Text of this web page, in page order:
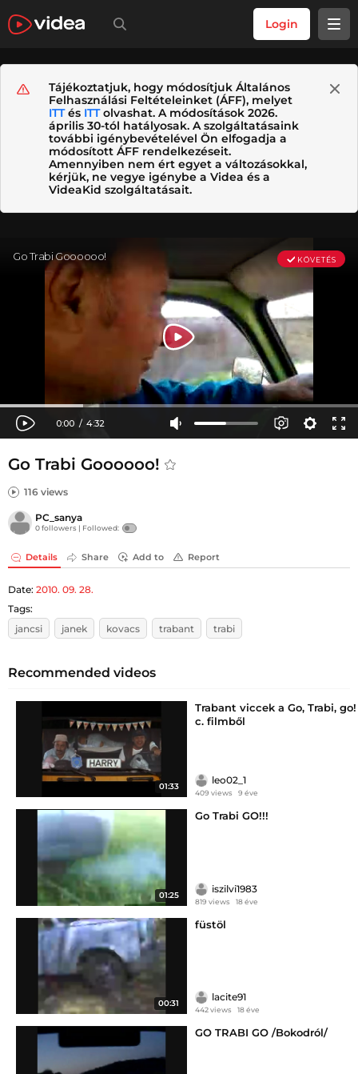
Login
Tájékoztatjuk, hogy módosítjuk Általános
Felhasználási Feltételeinket (ÁFF), melyet
ITTés ITTolvashat. A módosítások 2026.
április 30-tól hatályosak. A szolgáltatásaink
további igénybevételével Ön elfogadja a
módosított ÁFF rendelkezéseit.
Amennyiben nem ért egyet a változásokkal,
kérjük, ne vegye igénybe a Videa és a
VideaKid szolgáltatásait.
Go Trabi Goooooo!
116 views
PC_sanya
0 followers | Followed:
Details Share Add to Report
Date: 2010. 09. 28.
Tags:
jancsi
janek kovacs trabant trabi
Recommended videos
01:33
Trabant viccek a Go, Trabi, go!
c. filmből
leo02_1
409 views 9 éve
01:25
Go Trabi GO!!!
iszilvi1983
819 views 18 éve
00:31
füstöl
lacite91
442 views 18 éve
GO TRABI GO /Bokodról/